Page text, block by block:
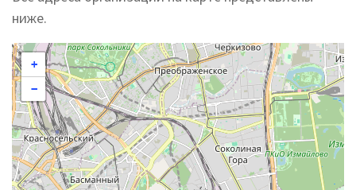
ниже.
+
−